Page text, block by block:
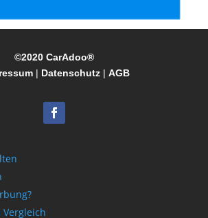
©2020 CarAdoo®
| Datenschutz | AGB